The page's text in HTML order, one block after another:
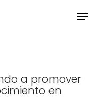
a promover
en